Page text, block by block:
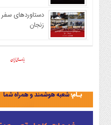
دستاوردهای
زنجان